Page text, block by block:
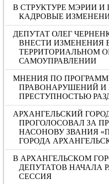
В СТРУКТУРЕ МЭРИИ И
КАДРОВЫЕ
ДЕПУТАТ ОЛЕГ
ВНЕСТИ ИЗМЕНЕНИЯ
ТЕРРИТОРИАЛЬНОМ
САМОУПРАВЛЕНИИ
МНЕНИЯ ПО
ПРАВОНАРУШЕНИЙ И
ПРЕСТУПНОСТЬЮ
АРХАНГЕЛЬСКИЙ
ПРОГОЛОСОВАЛ ЗА
НАСОНОВУ ЗВАНИЯ
ГОРОДА
В АРХАНГЕЛЬСКОМ
ДЕПУТАТОВ НАЧАЛА
СЕССИЯ